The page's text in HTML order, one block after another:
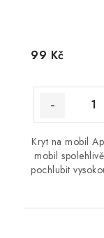
99 Kč
Kryt na mobil
mobil
pochlubit